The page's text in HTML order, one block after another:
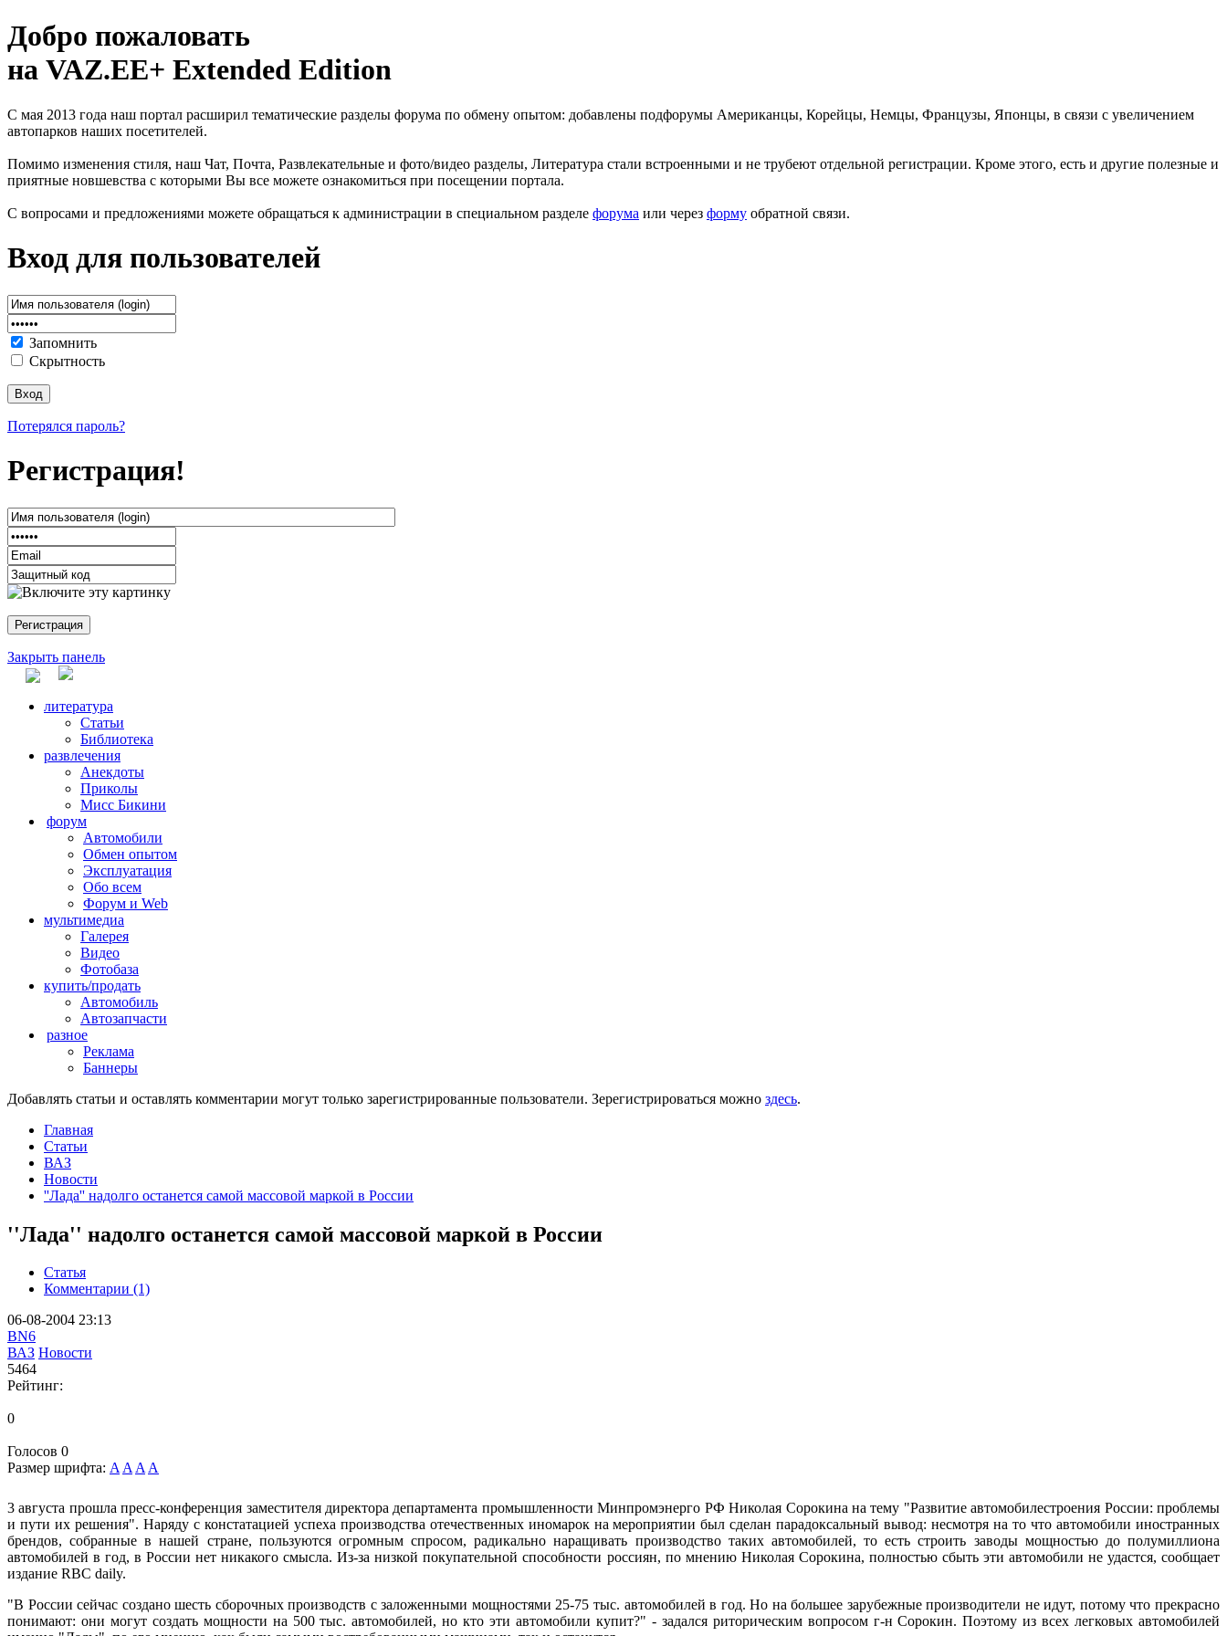
Добро пожаловать
на VAZ.EE+ Extended Edition
С мая 2013 года наш портал расширил тематические разделы форума по обмену опытом: добавлены подфорумы Американцы, Корейцы, Немцы, Французы, Японцы, в связи с увеличением
автопарков наших посетителей.
Помимо изменения стиля, наш Чат, Почта, Развлекательные и фото/видео разделы, Литература стали встроенными и не трубеют отдельной регистрации. Кроме этого, есть и другие полезные и
приятные новшевства с которыми Вы все можете ознакомиться при посещении портала.
С вопросами и предложениями можете обращаться к администрации в специальном разделе форума или через форму обратной связи.
Вход для пользователей
Запомнить
Скрытность
Потерялся пароль?
Регистрация!
Закрыть панель
литература
Статьи
Библиотека
развлечения
Анекдоты
Приколы
Мисс Бикини
форум
Автомобили
Обмен опытом
Эксплуатация
Обо всем
Форум и Web
мультимедиа
Галерея
Видео
Фотобаза
купить/продать
Автомобиль
Автозапчасти
разное
Реклама
Баннеры
Добавлять статьи и оставлять комментарии могут только зарегистрированные пользователи. Зерегистрироваться можно здесь.
Главная
Статьи
ВАЗ
Новости
''Лада'' надолго останется самой массовой маркой в России
''Лада'' надолго останется самой массовой маркой в России
Статья
Комментарии (1)
06-08-2004 23:13
BN6
ВАЗ Новости
5464
Рейтинг:
0
Голосов 0
Размер шрифта: AAAA
3 августа прошла пресс-конференция заместителя директора департамента промышленности Минпромэнерго РФ Николая Сорокина на тему "Развитие автомобилестроения России: проблемы
и пути их решения". Наряду с констатацией успеха производства отечественных иномарок на мероприятии был сделан парадоксальный вывод: несмотря на то что автомобили иностранных
брендов, собранные в нашей стране, пользуются огромным спросом, радикально наращивать производство таких автомобилей, то есть строить заводы мощностью до полумиллиона
автомобилей в год, в России нет никакого смысла. Из-за низкой покупательной способности россиян, по мнению Николая Сорокина, полностью сбыть эти автомобили не удастся, сообщает
издание RBC daily.
"В России сейчас создано шесть сборочных производств с заложенными мощностями 25-75 тыс. автомобилей в год. Но на большее зарубежные производители не идут, потому что прекрасно
понимают: они могут создать мощности на 500 тыс. автомобилей, но кто эти автомобили купит?" - задался риторическим вопросом г-н Сорокин. Поэтому из всех легковых автомобилей